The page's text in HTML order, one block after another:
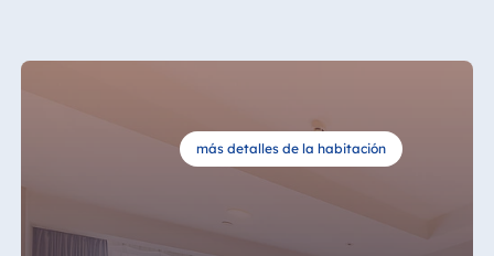
Hotel Wiesbaden
más detalles de la habitación